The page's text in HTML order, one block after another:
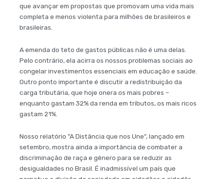
que avançar em propostas que promovam uma vida mais
completa e menos violenta para milhões de brasileiros e
brasileiras.
A emenda do teto de gastos públicas não é uma delas.
Pelo contrário, ela acirra os nossos problemas sociais ao
congelar investimentos essenciais em educação e saúde.
Outro ponto importante é discutir a redistribuição da
carga tributária, que hoje onera os mais pobres –
enquanto gastam 32% da renda em tributos, os mais ricos
gastam 21%.
Nosso relatório "A Distância que nos Une", lançado em
setembro, mostra ainda a importância de combater a
discriminação de raça e gênero para se reduzir as
desigualdades no Brasil. É inadmissível um país que